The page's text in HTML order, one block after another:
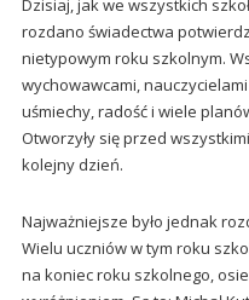
Dzisiaj, jak we wszystkich
rozdano świadectwa
nietypowym roku szkolnym.
wychowawcami,
uśmiechy, radość i wiele
Otworzyły się przed
kolejny dzień.
Najważniejsze było jednak
Wielu uczniów w tym roku
na koniec roku szkolnego,